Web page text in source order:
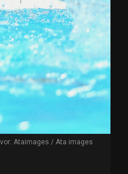
Ataimages / Ata images